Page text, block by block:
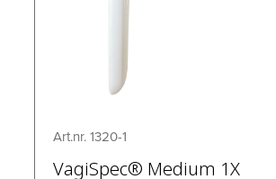
Art.nr. 1320-1
VagiSpec® Medium 1X